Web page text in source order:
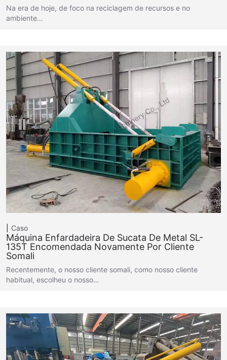
Na era de hoje, de foco na reciclagem de recursos e no
ambiente…
Caso
Máquina Enfardadeira De Sucata De Metal SL-
135T Encomendada Novamente Por Cliente
Somali
Recentemente, o nosso cliente somali, como nosso cliente
habitual, escolheu o nosso…